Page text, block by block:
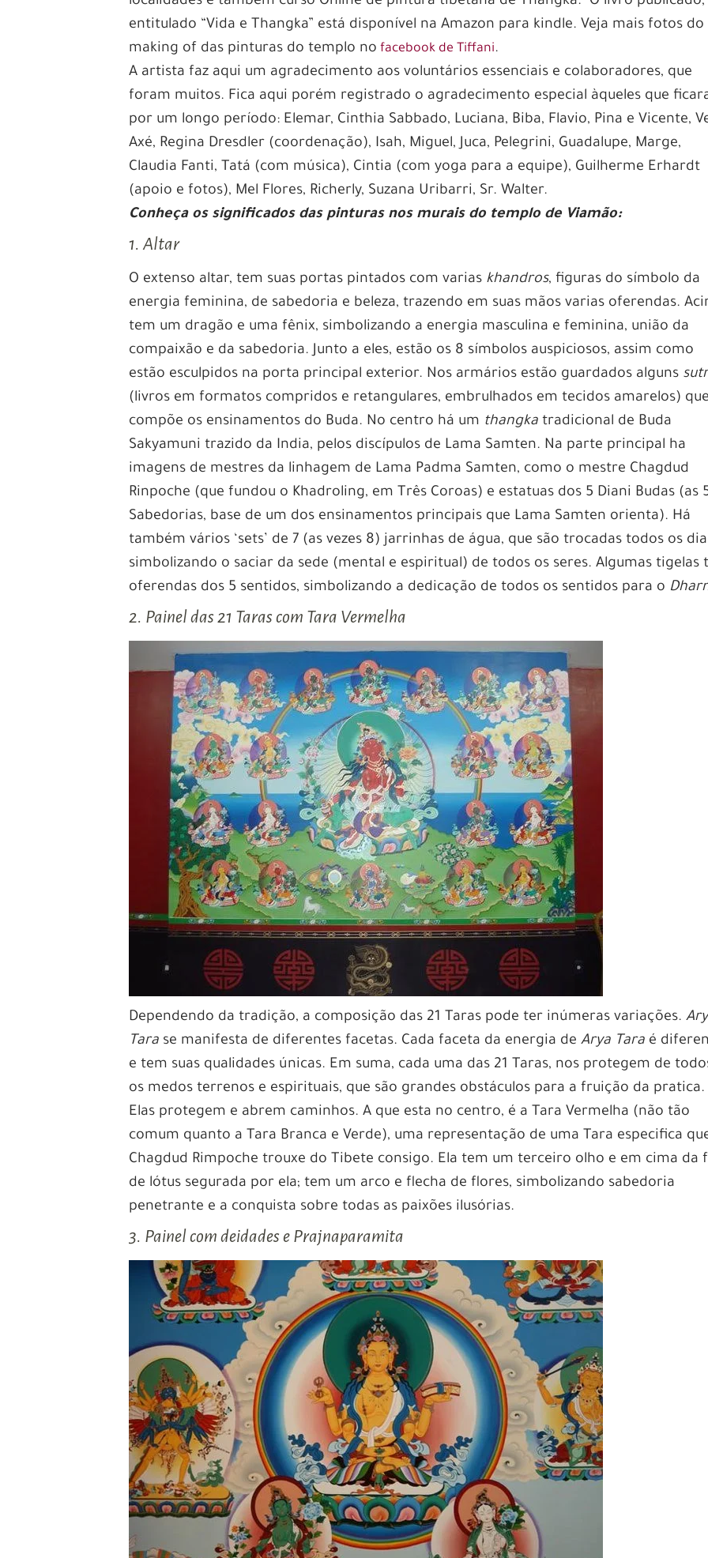
entitulado “Vida e Thangka” está disponível na Amazon para kindle. Veja mais fotos do
making of das pinturas do templo no facebook de Tiffani.
A artista faz aqui um agradecimento aos voluntários essenciais e colaboradores, que
foram muitos. Fica aqui porém registrado o agradecimento especial àqueles que
por um longo período: Elemar, Cinthia Sabbado, Luciana, Biba, Flavio, Pina e Vicente,
Axé, Regina Dresdler (coordenação), Isah, Miguel, Juca, Pelegrini, Guadalupe, Marge,
Claudia Fanti, Tatá (com música), Cintia (com yoga para a equipe), Guilherme Erhardt
(apoio e fotos), Mel Flores, Richerly, Suzana Uribarri, Sr. Walter.
Conheça os significados das pinturas nos murais do templo de Viamão:
1. Altar
O extenso altar, tem suas portas pintados com varias khandros, figuras do símbolo da
energia feminina, de sabedoria e beleza, trazendo em suas mãos varias oferendas.
tem um dragão e uma fênix, simbolizando a energia masculina e feminina, união da
compaixão e da sabedoria. Junto a eles, estão os 8 símbolos auspiciosos, assim como
estão esculpidos na porta principal exterior. Nos armários estão guardados alguns
(livros em formatos compridos e retangulares, embrulhados em tecidos amarelos)
compõe os ensinamentos do Buda. No centro há um thangka tradicional de Buda
Sakyamuni trazido da India, pelos discípulos de Lama Samten. Na parte principal ha
imagens de mestres da linhagem de Lama Padma Samten, como o mestre Chagdud
Rinpoche (que fundou o Khadroling, em Três Coroas) e estatuas dos 5 Diani Budas (as
Sabedorias, base de um dos ensinamentos principais que Lama Samten orienta). Há
também vários ‘sets’ de 7 (as vezes 8) jarrinhas de água, que são trocadas todos os
simbolizando o saciar da sede (mental e espiritual) de todos os seres. Algumas tigelas
oferendas dos 5 sentidos, simbolizando a dedicação de todos os sentidos para o
2. Painel das 21 Taras com Tara Vermelha
Dependendo da tradição, a composição das 21 Taras pode ter inúmeras variações.
Tara se manifesta de diferentes facetas. Cada faceta da energia deArya Tara é
e tem suas qualidades únicas. Em suma, cada uma das 21 Taras, nos protegem de
os medos terrenos e espirituais, que são grandes obstáculos para a fruição da pratica.
Elas protegem e abrem caminhos. A que esta no centro, é a Tara Vermelha (não tão
comum quanto a Tara Branca e Verde), uma representação de uma Tara especifica
Chagdud Rimpoche trouxe do Tibete consigo. Ela tem um terceiro olho e em cima da
de lótus segurada por ela; tem um arco e flecha de flores, simbolizando sabedoria
penetrante e a conquista sobre todas as paixões ilusórias.
3. Painel com deidades e Prajnaparamita